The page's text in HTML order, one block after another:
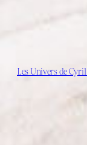
Les Univers de